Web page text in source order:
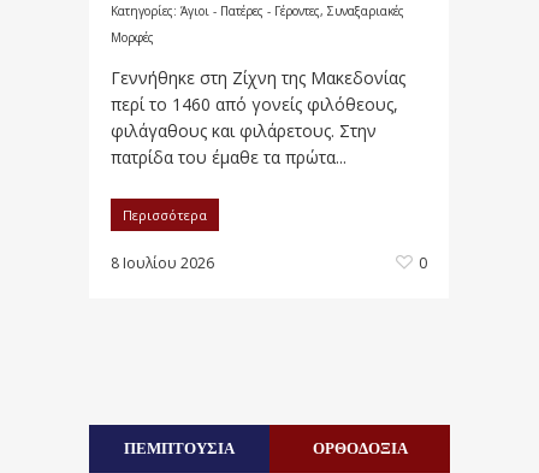
Κατηγορίες: Άγιοι - Πατέρες - Γέροντες, Συναξαριακές
Μορφές
Γεννήθηκε στη Ζίχνη της Μακεδονίας
περί το 1460 από γονείς φιλόθεους,
φιλάγαθους και φιλάρετους. Στην
πατρίδα του έμαθε τα πρώτα...
Περισσότερα
8 Ιουλίου 2026 0
ΠΕΜΠΤΟΥΣΙΑ ΟΡΘΟΔΟΞΙΑ